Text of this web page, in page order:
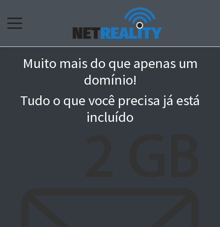
Muito mais do que apenas um
domínio!
Tudo o que você precisa já está
incluído